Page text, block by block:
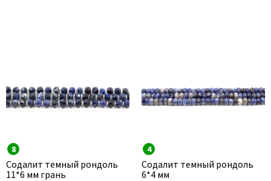
8
Содалит темный рондоль
11*6 мм грань
4
Содалит темный рондоль
6*4 мм